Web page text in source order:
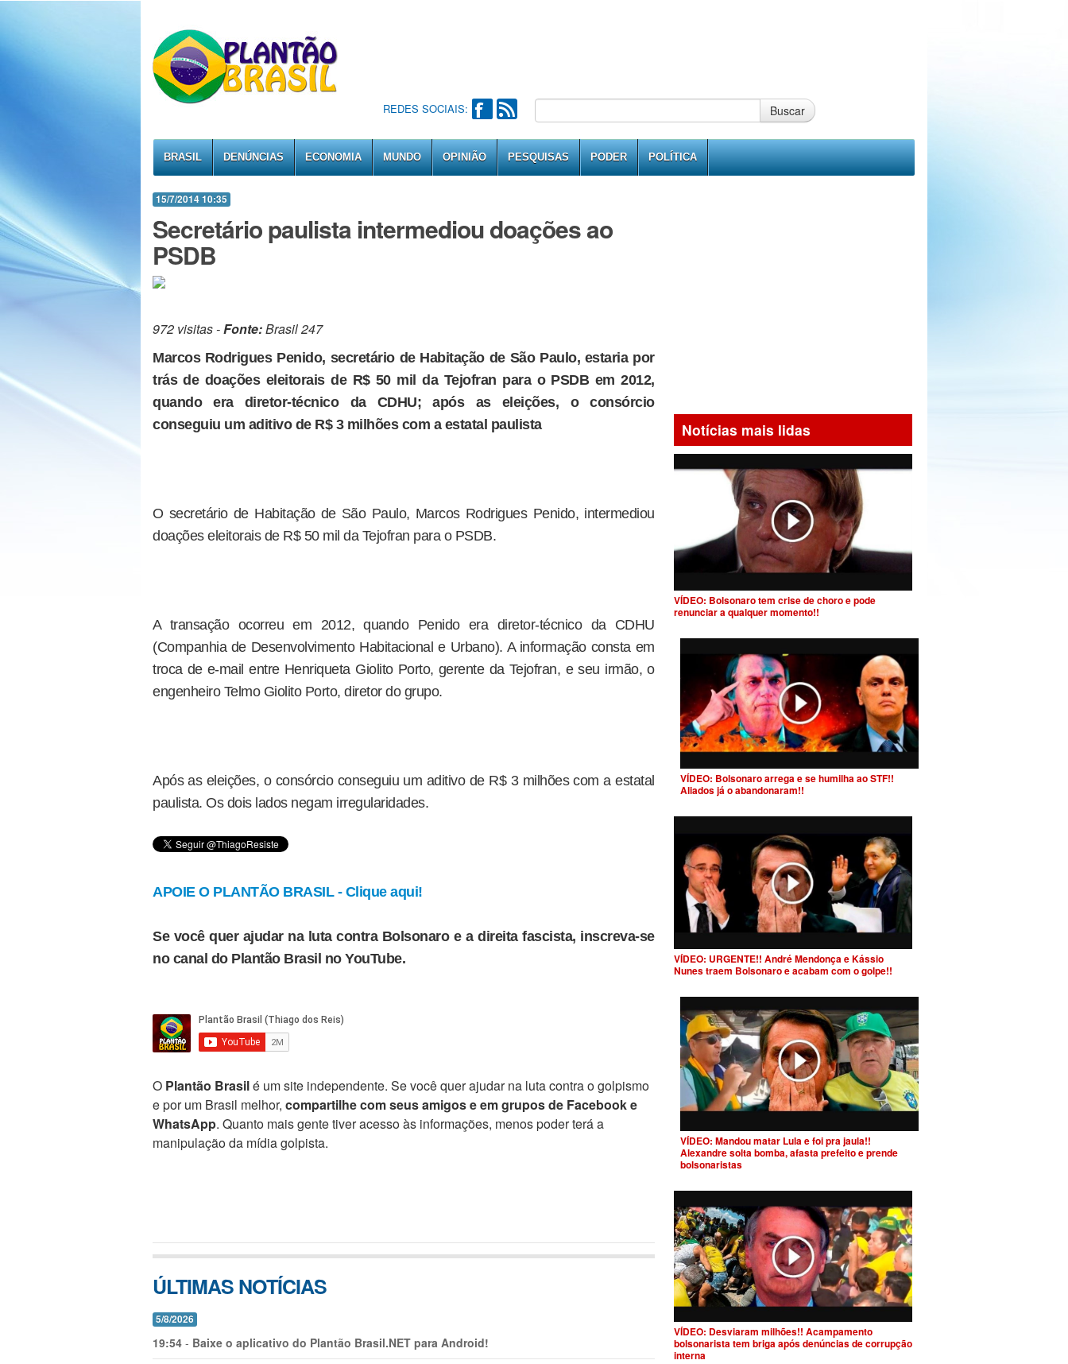
REDES SOCIAIS: Buscar
BRASIL DENÚNCIAS ECONOMIA MUNDO OPINIÃO PESQUISAS PODER POLÍTICA
15/7/2014 10:35
Secretário paulista intermediou doações ao
PSDB
972 visitas -Fonte:Brasil 247
Marcos Rodrigues Penido, secretário de Habitação de São Paulo, estaria por
trás de doações eleitorais de R$ 50 mil da Tejofran para o PSDB em 2012,
quando era diretor-técnico da CDHU; após as eleições, o consórcio
conseguiu um aditivo de R$ 3 milhões com a estatal paulista
O secretário de Habitação de São Paulo, Marcos Rodrigues Penido, intermediou
doações eleitorais de R$ 50 mil da Tejofran para o PSDB.
A transação ocorreu em 2012, quando Penido era diretor-técnico da CDHU
(Companhia de Desenvolvimento Habitacional e Urbano). A informação consta em
troca de e-mail entre Henriqueta Giolito Porto, gerente da Tejofran, e seu irmão, o
engenheiro Telmo Giolito Porto, diretor do grupo.
Após as eleições, o consórcio conseguiu um aditivo de R$ 3 milhões com a estatal
paulista. Os dois lados negam irregularidades.
APOIE O PLANTÃO BRASIL - Clique aqui!
Se você quer ajudar na luta contra Bolsonaro e a direita fascista, inscreva-se
no canal do Plantão Brasil no YouTube.
O Plantão Brasilé um site independente. Se você quer ajudar na luta contra o golpismo
e por um Brasil melhor, compartilhe com seus amigos e em grupos de Facebook e
WhatsApp. Quanto mais gente tiver acesso às informações, menos poder terá a
manipulação da mídia golpista.
ÚLTIMAS NOTÍCIAS
5/8/2026
19:54 - Baixe o aplicativo do Plantão Brasil.NET para Android!
Notícias mais lidas
VÍDEO: Bolsonaro tem crise de choro e pode
renunciar a qualquer momento!!
VÍDEO: Bolsonaro arrega e se humilha ao STF!!
Aliados já o abandonaram!!
VÍDEO: URGENTE!! André Mendonça e Kássio
Nunes traem Bolsonaro e acabam com o golpe!!
VÍDEO: Mandou matar Lula e foi pra jaula!!
Alexandre solta bomba, afasta prefeito e prende
bolsonaristas
VÍDEO: Desviaram milhões!! Acampamento
bolsonarista tem briga após denúncias de corrupção
interna